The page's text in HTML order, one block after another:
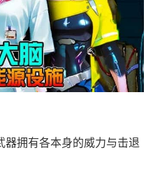
拥有各本身的威力与击退